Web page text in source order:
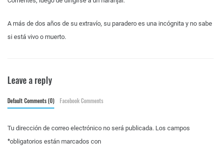
A más de dos años de su extravío, su paradero es una incógnita y no sabe
si está vivo o muerto.
Leave a reply
Default Comments (0) Facebook Comments
Tu dirección de correo electrónico no será publicada. Los campos
obligatorios están marcados con
*